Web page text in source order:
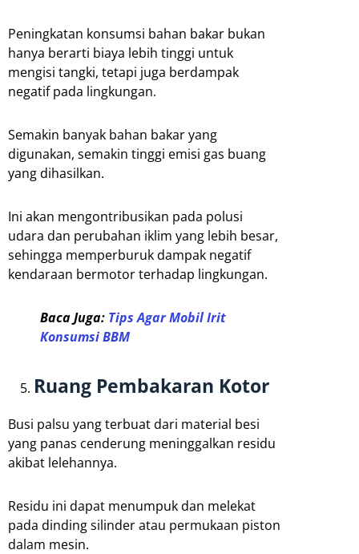
Peningkatan konsumsi bahan bakar bukan
hanya berarti biaya lebih tinggi untuk
mengisi tangki, tetapi juga berdampak
negatif pada lingkungan.
Semakin banyak bahan bakar yang
digunakan, semakin tinggi emisi gas buang
yang dihasilkan.
Ini akan mengontribusikan pada polusi
udara dan perubahan iklim yang lebih besar,
sehingga memperburuk dampak negatif
kendaraan bermotor terhadap lingkungan.
Baca Juga: Tips Agar Mobil Irit
Konsumsi BBM
Ruang Pembakaran Kotor
Busi palsu yang terbuat dari material besi
yang panas cenderung meninggalkan residu
akibat lelehannya.
Residu ini dapat menumpuk dan melekat
pada dinding silinder atau permukaan piston
dalam mesin.